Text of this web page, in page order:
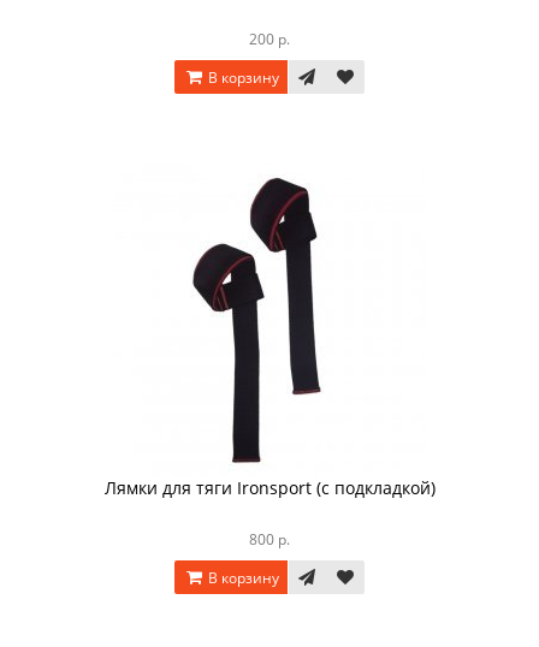
200 р.
В корзину
Лямки для тяги Ironsport (с подкладкой)
800 р.
В корзину